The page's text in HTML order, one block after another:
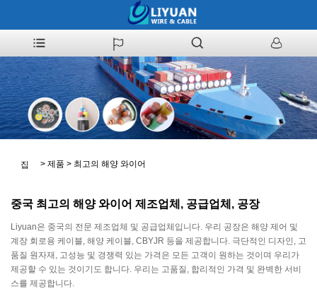
집 > 제품 > 최고의 해양 와이어
중국 최고의 해양 와이어 제조업체, 공급업체, 공장
Liyuan은 중국의 전문 제조업체 및 공급업체입니다. 우리 공장은 해양 제어 및
계장 회로용 케이블, 해양 케이블, CBYJR 등을 제공합니다. 극단적인 디자인, 고
품질 원자재, 고성능 및 경쟁력 있는 가격은 모든 고객이 원하는 것이며 우리가
제공할 수 있는 것이기도 합니다. 우리는 고품질, 합리적인 가격 및 완벽한 서비
스를 제공합니다.